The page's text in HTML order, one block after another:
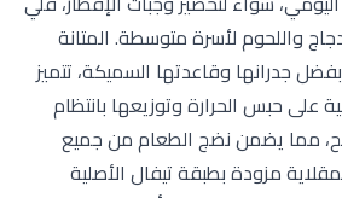
واللحوم لأسرة متوسطة. المتانة
بفضل جدرانها وقاعدتها السميكة، تتميز
على حبس الحرارة وتوزيعها بانتظام
مما يضمن نضج الطعام من جميع
مزودة بطبقة تيفال الأصلية